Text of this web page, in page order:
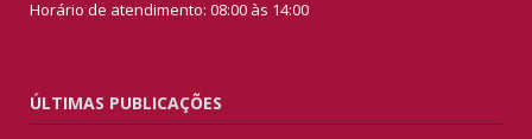
Horário de atendimento: 08:00 às 14:00
ÚLTIMAS PUBLICAÇÕES